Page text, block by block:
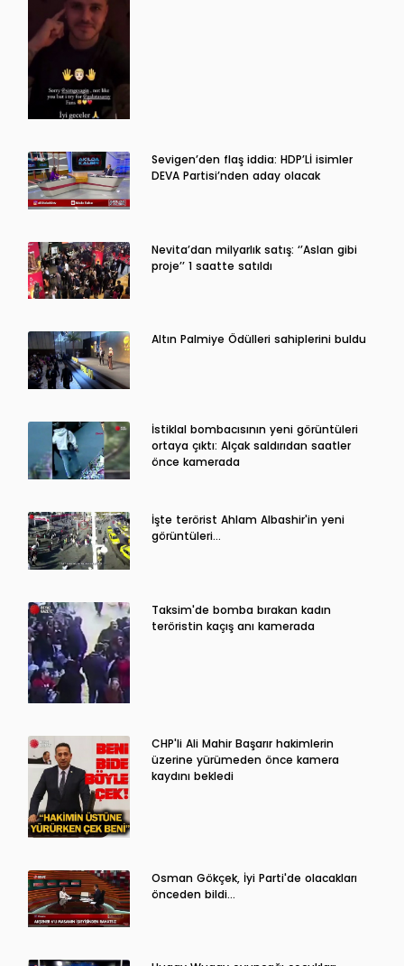
Sevigen’den flaş iddia: HDP’Lİ isimler
DEVA Partisi’nden aday olacak
Nevita’dan milyarlık satış: ‘’Aslan gibi
proje’’ 1 saatte satıldı
Altın Palmiye Ödülleri sahiplerini buldu
İstiklal bombacısının yeni görüntüleri
ortaya çıktı: Alçak saldırıdan saatler
önce kamerada
İşte terörist Ahlam Albashir'in yeni
görüntüleri…
Taksim'de bomba bırakan kadın
teröristin kaçış anı kamerada
CHP'li Ali Mahir Başarır hakimlerin
üzerine yürümeden önce kamera
kaydını bekledi
Osman Gökçek, İyi Parti'de olacakları
önceden bildi...